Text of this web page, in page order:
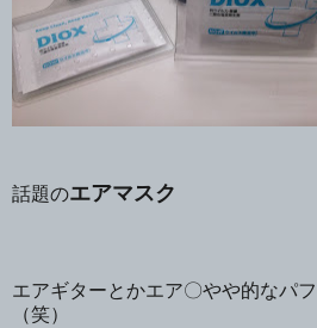
話題のエアマスク
エアギターとかエア〇やや的なパ
（笑）